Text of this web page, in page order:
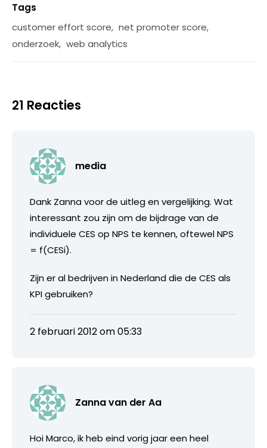
Tags
customer effort score, net promoter score,
onderzoek, web analytics
21 Reacties
media
Dank Zanna voor de uitleg en vergelijking. Wat
interessant zou zijn om de bijdrage van de
individuele CES op NPS te kennen, oftewel NPS
= f(CESi).
Zijn er al bedrijven in Nederland die de CES als
KPI gebruiken?
2 februari 2012 om 05:33
Zanna van der Aa
Hoi Marco, ik heb eind vorig jaar een heel